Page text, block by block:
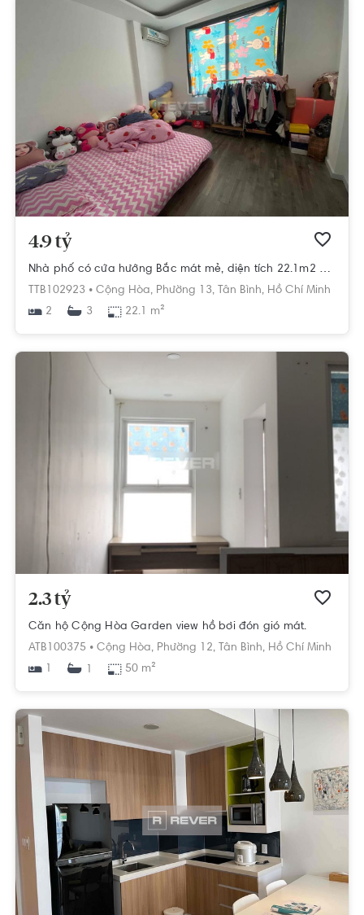
4.9 tỷ
Nhà phố có cửa hướng Bắc mát mẻ, diện tích 22.1m2 có sổ hồng riêng.
TTB102923 • Cộng Hòa, Phường 13, Tân Bình, Hồ Chí Minh
2
3 22.1 m²
2.3 tỷ
Căn hộ Cộng Hòa Garden view hồ bơi đón gió mát.
ATB100375 • Cộng Hòa, Phường 12, Tân Bình, Hồ Chí Minh
1
1 50 m²